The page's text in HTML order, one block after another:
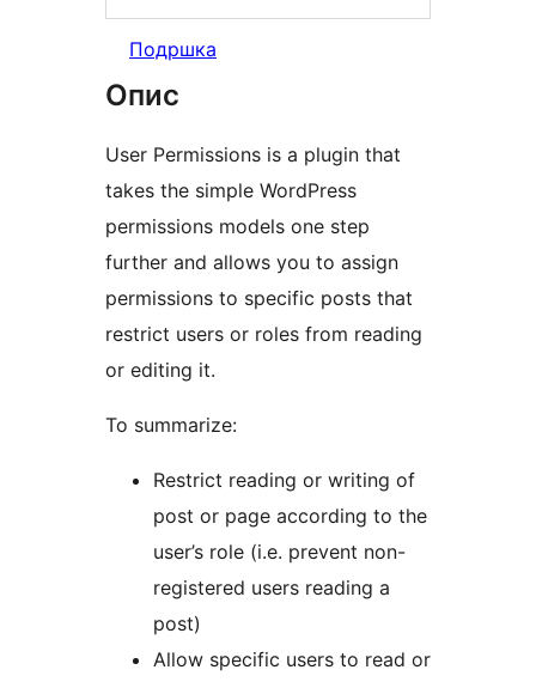
Подршка
Опис
User Permissions is a plugin that
takes the simple WordPress
permissions models one step
further and allows you to assign
permissions to specific posts that
restrict users or roles from reading
or editing it.
To summarize:
Restrict reading or writing of
post or page according to the
user’s role (i.e. prevent non-
registered users reading a
post)
Allow specific users to read or